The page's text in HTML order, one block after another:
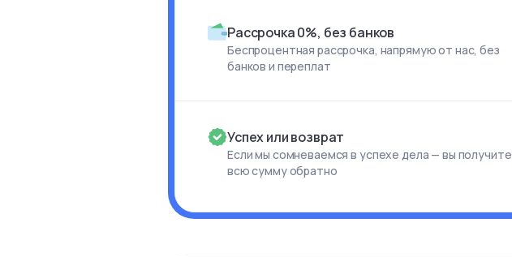
Рассрочка 0%, без банков
Беспроцентная рассрочка, напрямую от нас, без
банков и переплат
Успех или возврат
Если мы сомневаемся в успехе дела — вы получите
всю сумму обратно